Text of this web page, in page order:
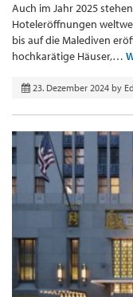
Auch im Jahr 2025
Hoteleröffnungen
bis auf die Malediven
hochkarätige Häuser,…
23. Dezember 2024 by